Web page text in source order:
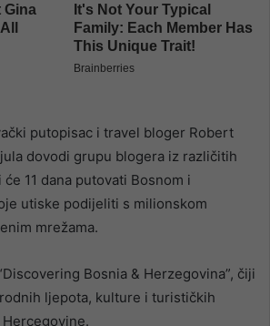
putopisac i travel bloger Robert
dovodi grupu blogera iz različitih
11 dana putovati Bosnom i
utiske podijeliti s milionskom
mrežama.
Bosnia & Herzegovina”, čiji
ljepota, kulture i turističkih